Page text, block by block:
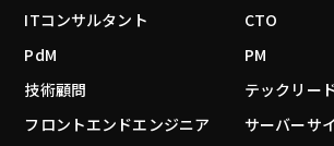
ITコンサルタント
CTO
PdM
PM
技術顧問
テックリー
フロントエンドエンジニア
サーバーサ